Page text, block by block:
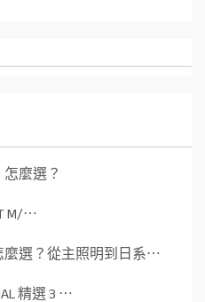
麼選？
M/⋯
麼選？從主照明到日系⋯
精選 3 ⋯